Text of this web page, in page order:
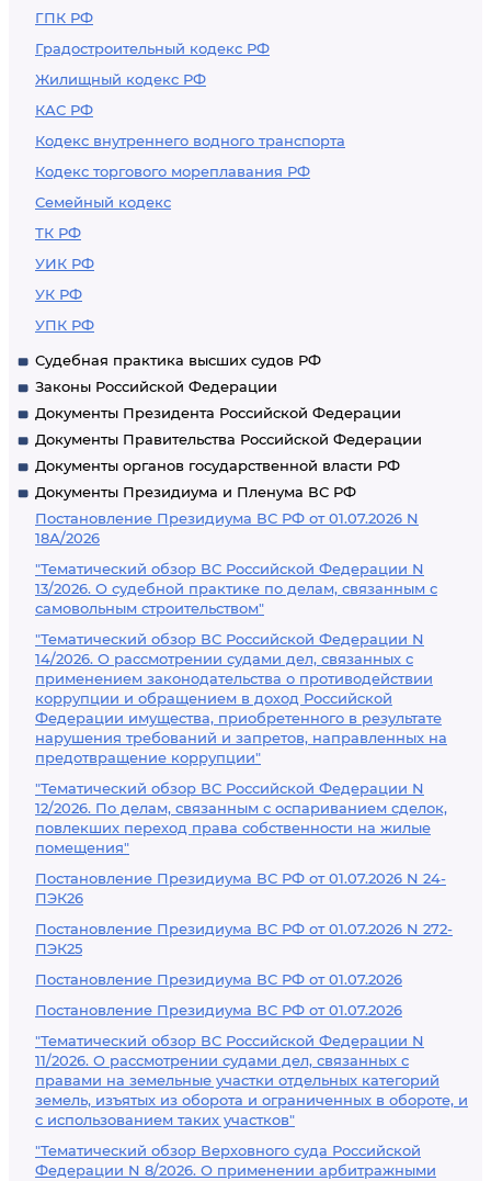
ГПК РФ
Градостроительный кодекс РФ
Жилищный кодекс РФ
КАС РФ
Кодекс внутреннего водного транспорта
Кодекс торгового мореплавания РФ
Семейный кодекс
ТК РФ
УИК РФ
УК РФ
УПК РФ
Судебная практика высших судов РФ
Законы Российской Федерации
Документы Президента Российской Федерации
Документы Правительства Российской Федерации
Документы органов государственной власти РФ
Документы Президиума и Пленума ВС РФ
Постановление Президиума ВС РФ от 01.07.2026 N
18А/2026
"Тематический обзор ВС Российской Федерации N
13/2026. О судебной практике по делам, связанным с
самовольным строительством"
"Тематический обзор ВС Российской Федерации N
14/2026. О рассмотрении судами дел, связанных с
применением законодательства о противодействии
коррупции и обращением в доход Российской
Федерации имущества, приобретенного в результате
нарушения требований и запретов, направленных на
предотвращение коррупции"
"Тематический обзор ВС Российской Федерации N
12/2026. По делам, связанным с оспариванием сделок,
повлекших переход права собственности на жилые
помещения"
Постановление Президиума ВС РФ от 01.07.2026 N 24-
ПЭК26
Постановление Президиума ВС РФ от 01.07.2026 N 272-
ПЭК25
Постановление Президиума ВС РФ от 01.07.2026
Постановление Президиума ВС РФ от 01.07.2026
"Тематический обзор ВС Российской Федерации N
11/2026. О рассмотрении судами дел, связанных с
правами на земельные участки отдельных категорий
земель, изъятых из оборота и ограниченных в обороте, и
с использованием таких участков"
"Тематический обзор Верховного суда Российской
Федерации N 8/2026. О применении арбитражными